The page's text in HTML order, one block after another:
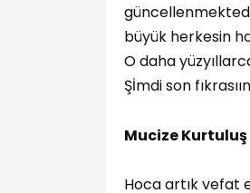
büyük herkesin
O daha
Şİmdi son
Mucize Kurtuluş
Hoca artık vefat